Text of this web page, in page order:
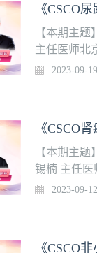
《CSCO
【本期主
主任医师北
线治疗的研
2023-09-19
《CSCO
【本期主
锡楠 主任
2.靶向治疗
2023-09-12